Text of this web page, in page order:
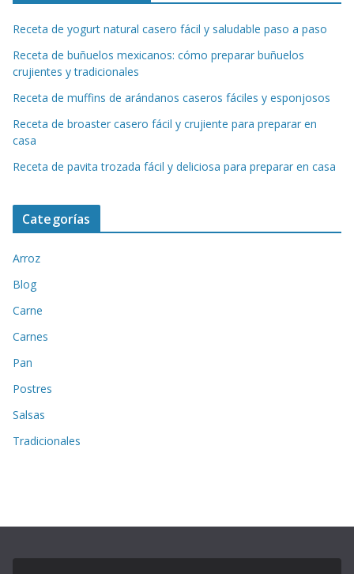
Receta de yogurt natural casero fácil y saludable paso a paso
Receta de buñuelos mexicanos: cómo preparar buñuelos
crujientes y tradicionales
Receta de muffins de arándanos caseros fáciles y esponjosos
Receta de broaster casero fácil y crujiente para preparar en
casa
Receta de pavita trozada fácil y deliciosa para preparar en casa
Categorías
Arroz
Blog
Carne
Carnes
Pan
Postres
Salsas
Tradicionales